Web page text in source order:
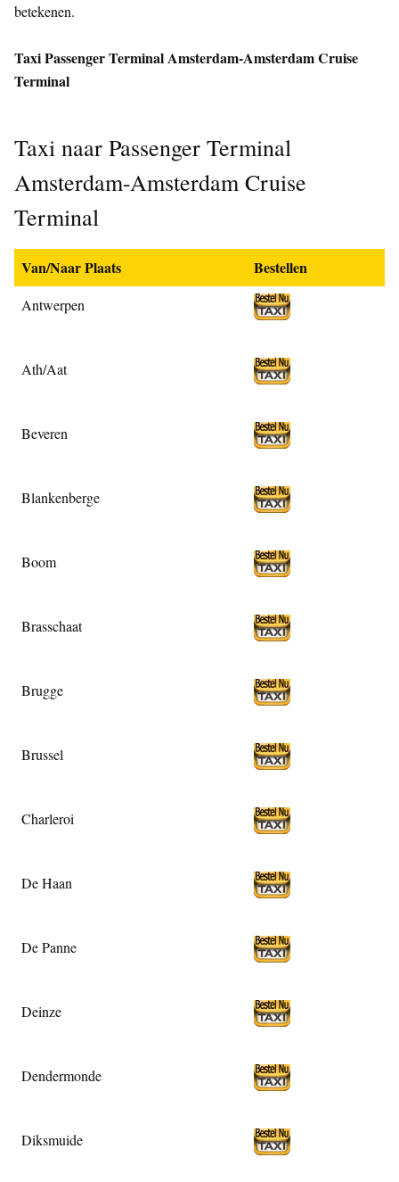
betekenen.
Taxi Passenger Terminal Amsterdam-Amsterdam Cruise
Terminal
Taxi naar Passenger Terminal
Amsterdam-Amsterdam Cruise
Terminal
Van/Naar Plaats Bestellen
Antwerpen
Ath/Aat
Beveren
Blankenberge
Boom
Brasschaat
Brugge
Brussel
Charleroi
De Haan
De Panne
Deinze
Dendermonde
Diksmuide